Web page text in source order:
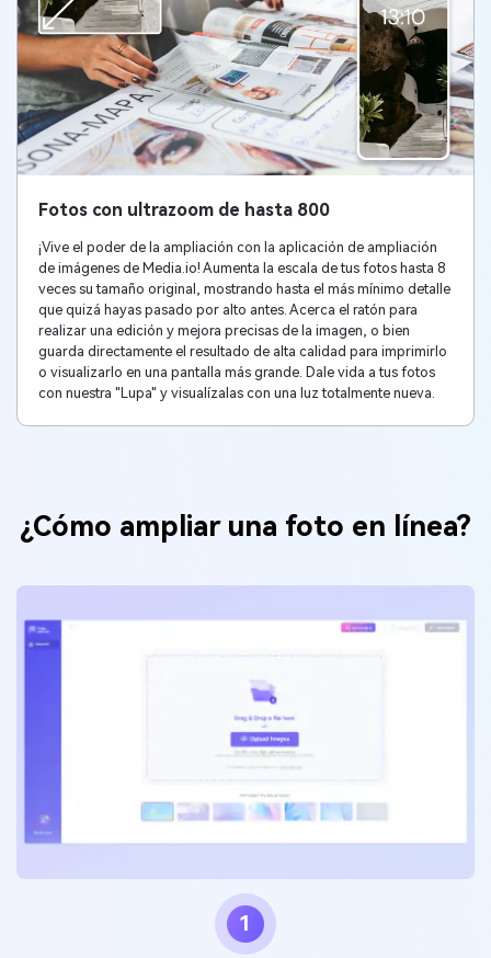
Fotos con ultrazoom de hasta 800
¡Vive el poder de la ampliación con la aplicación de ampliación
de imágenes de Media.io! Aumenta la escala de tus fotos hasta 8
veces su tamaño original, mostrando hasta el más mínimo detalle
que quizá hayas pasado por alto antes. Acerca el ratón para
realizar una edición y mejora precisas de la imagen, o bien
guarda directamente el resultado de alta calidad para imprimirlo
o visualizarlo en una pantalla más grande. Dale vida a tus fotos
con nuestra "Lupa" y visualízalas con una luz totalmente nueva.
¿Cómo ampliar una foto en línea?
1